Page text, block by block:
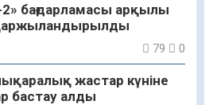
бағдарламасы арқылы
79 0
жастар күніне
бастау алды